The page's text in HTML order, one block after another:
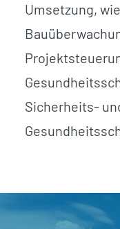
Umsetzung,
Sicherheits-